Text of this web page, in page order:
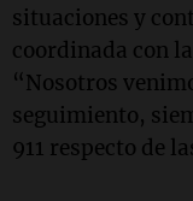
situaciones y
coordinada con
“Nosotros
seguimiento,
911 respecto de